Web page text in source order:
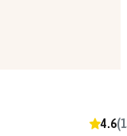
4.6(